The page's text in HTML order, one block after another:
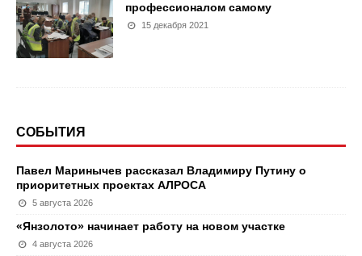
профессионалом самому
15 декабря 2021
СОБЫТИЯ
Павел Маринычев рассказал Владимиру Путину о
приоритетных проектах АЛРОСА
5 августа 2026
«Янзолото» начинает работу на новом участке
4 августа 2026